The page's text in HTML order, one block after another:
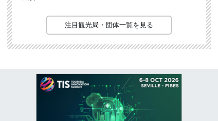
注目観光局・団体一覧を見る